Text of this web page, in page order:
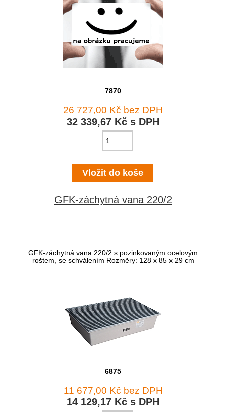
7870
26 727,00 Kč bez DPH
32 339,67 Kč s DPH
GFK-záchytná vana 220/2
GFK-záchytná vana 220/2 s pozinkovaným ocelovým
roštem, se schválením Rozměry: 128 x 85 x 29 cm
6875
11 677,00 Kč bez DPH
14 129,17 Kč s DPH